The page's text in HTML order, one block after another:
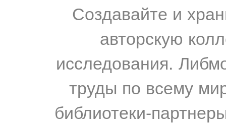
Создавайте и
авторскую
исследования.
труды по всему
библиотеки-